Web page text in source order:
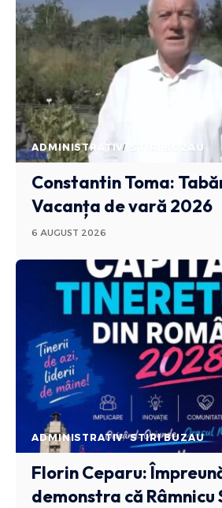
ADMINISTRATIV STIRI BUZAU
Constantin Toma:
Vacanța de vară 2026
6 AUGUST 2026
ADMINISTRATIV STIRI BUZAU
Florin Ceparu:
demonstra că